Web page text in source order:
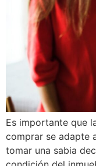
Es importante que
comprar se adapte
tomar una sabia